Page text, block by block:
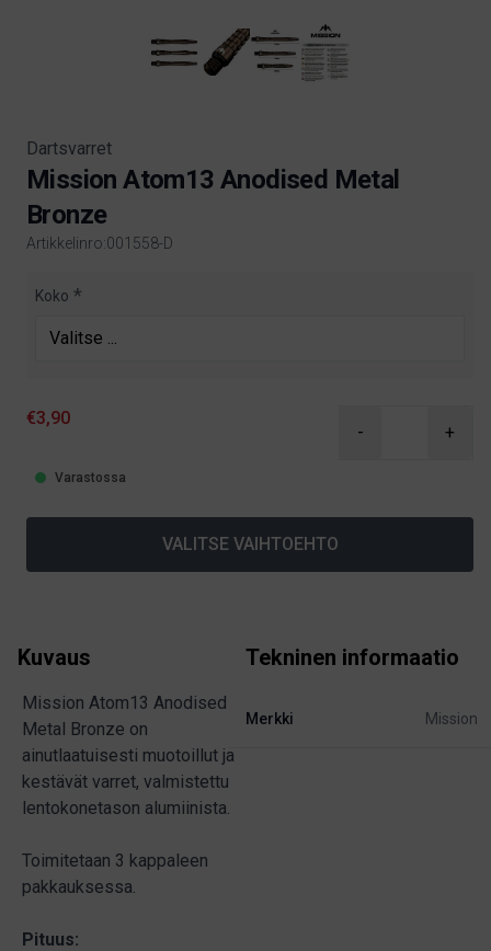
Dartsvarret
Mission Atom13 Anodised Metal
Bronze
Artikkelinro:001558-D
Koko
€3,90
- +
Varastossa
VALITSE VAIHTOEHTO
Kuvaus
Mission Atom13 Anodised
Metal Bronze on
ainutlaatuisesti muotoillut ja
kestävät varret, valmistettu
lentokonetason alumiinista.
Toimitetaan 3 kappaleen
pakkauksessa.
Pituus:
Tekninen informaatio
Merkki Mission